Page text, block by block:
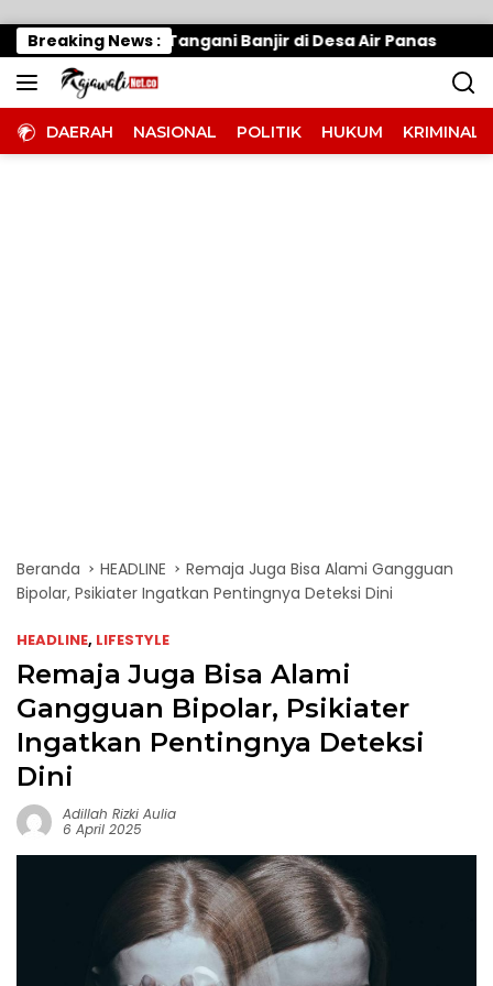
Breaking News :
Cepat, Tangani Banjir di Desa Air Panas
DAERAH NASIONAL POLITIK HUKUM KRIMINAL
Beranda HEADLINE
Remaja Juga Bisa Alami Gangguan
Bipolar, Psikiater Ingatkan Pentingnya Deteksi Dini
HEADLINE, LIFESTYLE
Remaja Juga Bisa Alami
Gangguan Bipolar, Psikiater
Ingatkan Pentingnya Deteksi
Dini
Adillah Rizki Aulia
6 April 2025